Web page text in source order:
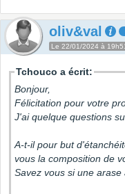
oliv&val
Le 22/01/2024 à
Tchouco a écrit:
Bonjour,
Félicitation pour votre
J'ai quelque questions
A-t-il pour but
vous la composition de
Savez vous si une arase